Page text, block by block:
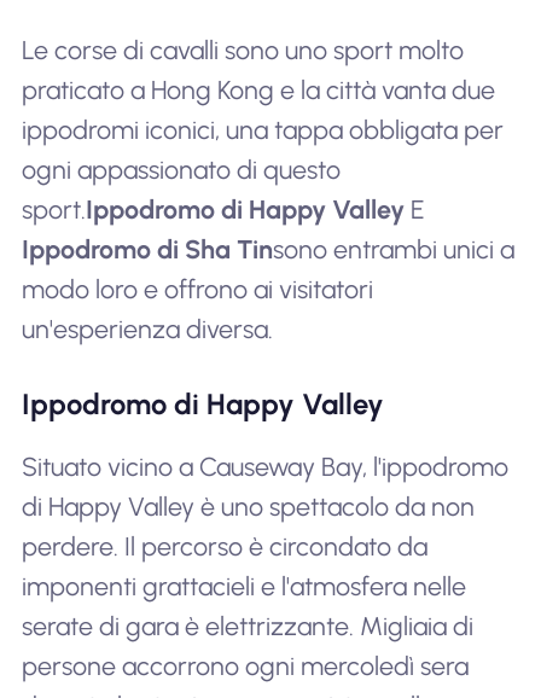
Le corse di cavalli sono uno sport molto
praticato a Hong Kong e la città vanta due
ippodromi iconici, una tappa obbligata per
ogni appassionato di questo
sport.Ippodromo di Happy ValleyE
Ippodromo di Sha Tinsono entrambi unici a
modo loro e offrono ai visitatori
un'esperienza diversa.
Ippodromo di Happy Valley
Situato vicino a Causeway Bay, l'ippodromo
di Happy Valley è uno spettacolo da non
perdere. Il percorso è circondato da
imponenti grattacieli e l'atmosfera nelle
serate di gara è elettrizzante. Migliaia di
persone accorrono ogni mercoledì sera